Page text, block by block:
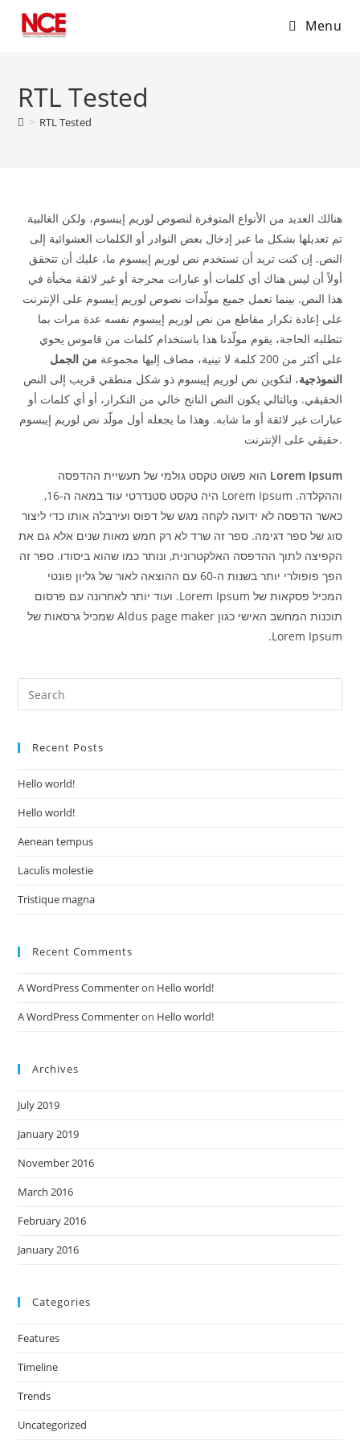
content
Menu
RTL Tested
> RTL Tested
هنالك العديد من الأنواع المتوفرة لنصوص لوريم إيبسوم، ولكن الغالبية
تم تعديلها بشكل ما عبر إدخال بعض النوادر أو الكلمات العشوائية إلى
النص. إن كنت تريد أن تستخدم نص لوريم إيبسوم ما، عليك أن تتحقق
أولاً أن ليس هناك أي كلمات أو عبارات محرجة أو غير لائقة مخبأة في
هذا النص. بينما تعمل جميع مولّدات نصوص لوريم إيبسوم على الإنترنت
على إعادة تكرار مقاطع من نص لوريم إيبسوم نفسه عدة مرات بما
تتطلبه الحاجة، يقوم مولّدنا هذا باستخدام كلمات من قاموس يحوي
على أكثر من 200 كلمة لا تينية، مضاف إليها مجموعة
من الجمل
النموذجية، لتكوين نص لوريم إيبسوم ذو شكل منطقي قريب إلى النص
الحقيقي. وبالتالي يكون النص الناتح خالي من التكرار، أو أي كلمات أو
عبارات غير لائقة أو ما شابه. وهذا ما يجعله أول مولّد نص لوريم إيبسوم
حقيقي على الإنترنت.
Lorem Ipsum הוא פשוט טקסט גולמי של תעשיית ההדפסה
וההקלדה. Lorem Ipsum היה טקסט סטנדרטי עוד במאה ה-16,
כאשר הדפסה לא ידועה לקחה מגש של דפוס ועירבלה אותו כדי ליצור
סוג של ספר דגימה. ספר זה שרד לא רק חמש מאות שנים אלא גם את
הקפיצה לתוך ההדפסה האלקטרונית, ונותר כמו שהוא ביסודו. ספר זה
הפך פופולרי יותר בשנות ה-60 עם ההוצאה לאור של גליון פונטי
המכיל פסקאות של Lorem Ipsum. ועוד יותר לאחרונה עם פרסום
תוכנות המחשב האישי כגון Aldus page maker שמכיל גרסאות של
Lorem Ipsum.
Recent Posts
Hello world!
Hello world!
Aenean tempus
Laculis molestie
Tristique magna
Recent Comments
A WordPress Commenteron Hello world!
A WordPress Commenteron Hello world!
Archives
July 2019
January 2019
November 2016
March 2016
February 2016
January 2016
Categories
Features
Timeline
Trends
Uncategorized